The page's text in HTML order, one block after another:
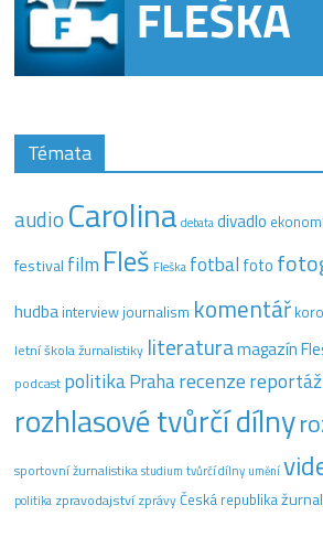
Témata
audio Carolina debata divadlo
festival film Fleš Fleška fotbal foto
hudba interview journalism komentář
letní škola žurnalistiky literaturamagazín
podcast politikaPraharecenzereportáž
rozhlasové tvůrčí dílny
sportovní žurnalistika studium tvůrčí dílny umění
politika zpravodajstvízprávyČeská republika